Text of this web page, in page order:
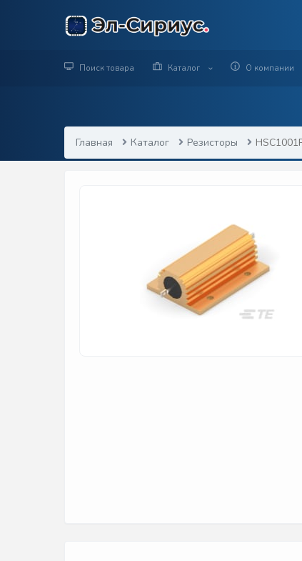
Поиск товара Каталог О компании
Главная Каталог Резисторы